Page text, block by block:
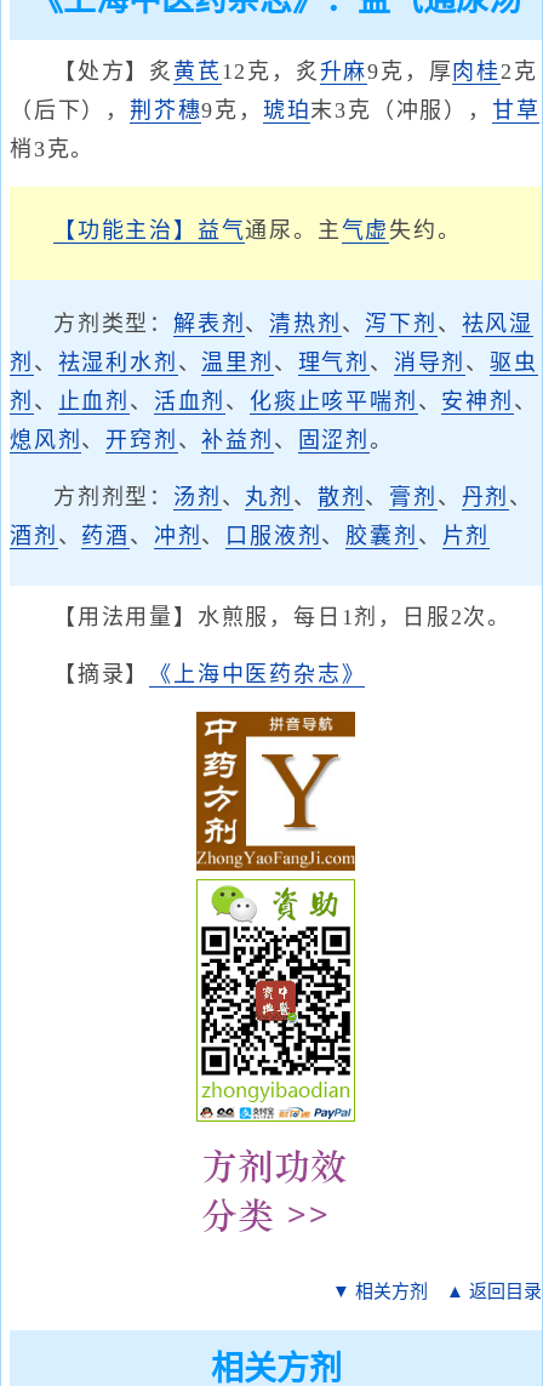
【处方】炙 黄芪 12克，炙 升麻9克，厚 肉桂2克
（后下）， 荆芥穗9克， 琥珀末3克（冲服）， 甘草
梢3克。
【功能主治】 益气通尿。主气虚 失约。
方剂类型： 解表剂 、清热剂 、 泻下剂 、 祛风湿
剂 、 祛湿利水剂 、温里剂 、 理气剂 、 消导剂 、驱虫
剂 、 止血剂 、 活血剂 、 化痰止咳平喘剂 、 安神剂 、
熄风剂 、 开窍剂 、补益剂 、 固涩剂。
方剂剂型： 汤剂 、 丸剂 、 散剂 、 膏剂 、 丹剂 、
酒剂 、 药酒 、 冲剂 、 口服液剂 、 胶囊剂 、 片剂
【用法用量】水煎服，每日1剂，日服2次。
【摘录】 《上海中医药杂志》
▼ 相关方剂 ▲ 返回目录
相关方剂